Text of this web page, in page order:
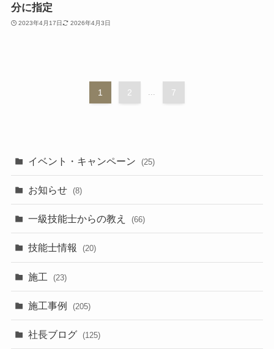
分に指定
2023年4月17日 2026年4月3日
1 2 ... 7
イベント・キャンペーン (25)
お知らせ (8)
一級技能士からの教え (66)
技能士情報 (20)
施工 (23)
施工事例 (205)
社長ブログ (125)